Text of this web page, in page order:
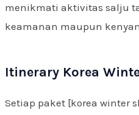
menikmati aktivitas salju
keamanan maupun
Itinerary Korea
Setiap paket [korea winter